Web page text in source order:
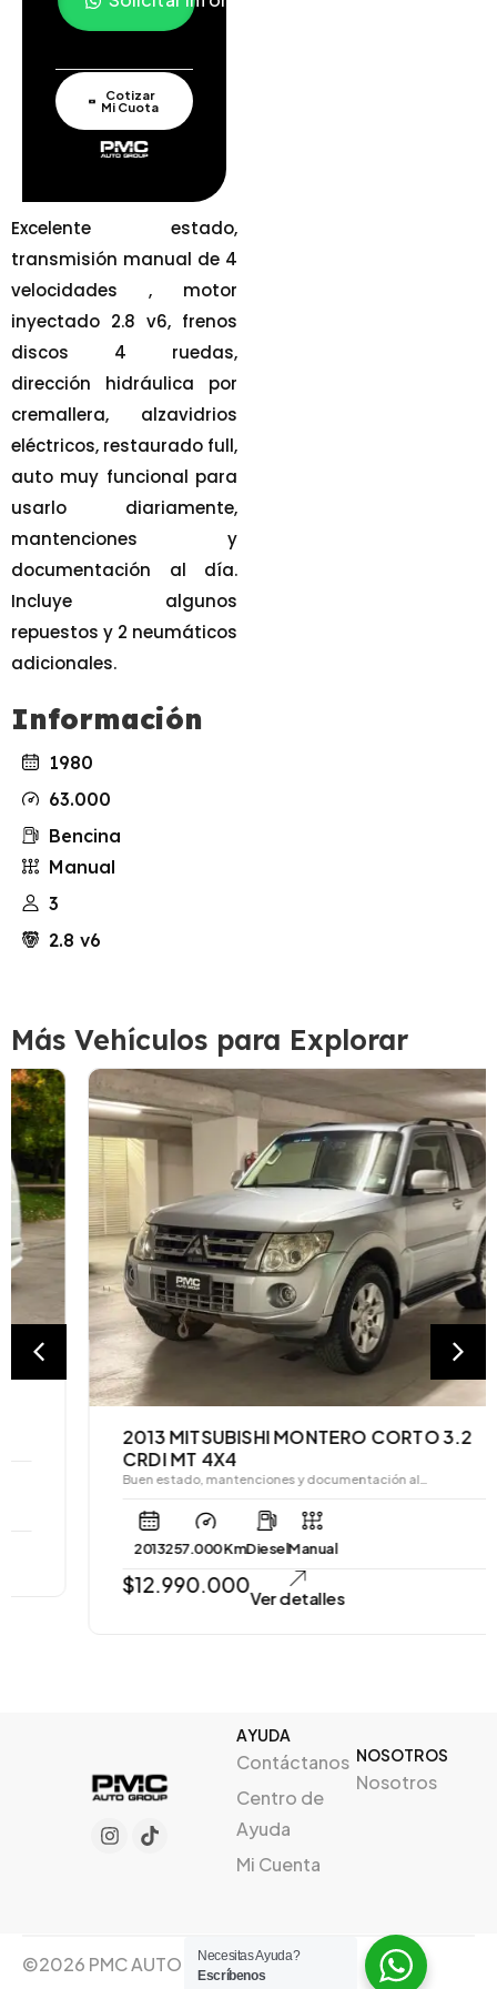
Cotizar
Mi Cuota
Excelente estado,
transmisión manual de 4
velocidades , motor
inyectado 2.8 v6, frenos
discos 4 ruedas,
dirección hidráulica por
cremallera, alzavidrios
eléctricos, restaurado full,
auto muy funcional para
usarlo diariamente,
mantenciones y
documentación al día.
Incluye algunos
repuestos y 2 neumáticos
adicionales.
Información
1980
63.000
Bencina
Manual
3
2.8 v6
Más Vehículos para Explorar
2013 MITSUBISHI MONTERO CORTO 3.2
CRDI MT 4X4
Buen estado, mantenciones y documentación al…
257.000 KmDieselManual
12.990.000
Ver detalles
AYUDA
Contáctanos
Centro de
Ayuda
Mi Cuenta
NOSOTROS
Nosotros
©2026 PMC AUTO GROUP, Creado por
Necesitas Ayuda?
Escríbenos